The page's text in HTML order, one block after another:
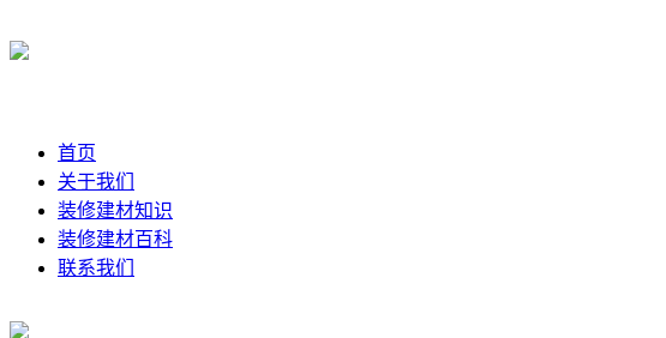
首页
关于我们
装修建材知识
装修建材百科
联系我们